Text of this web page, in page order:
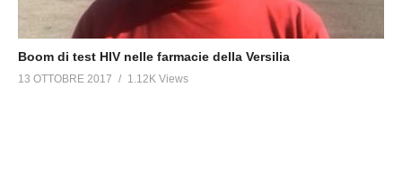
Boom di test HIV nelle farmacie della Versilia
13 OTTOBRE 2017 1.12K Views